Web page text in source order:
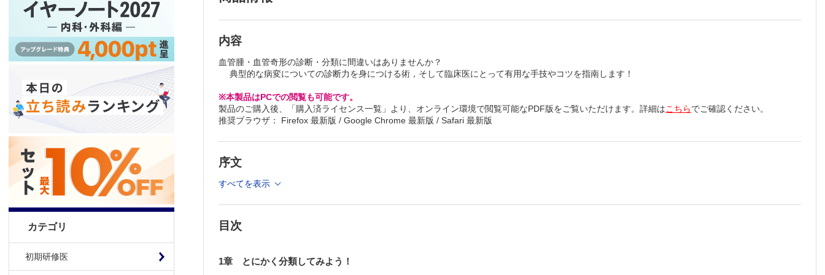
カテゴリ
初期研修医
A. 総論 B. 治療方針 C. レーザー治療（pulsed dye laser：
2．先天性血管腫 中岡 啓喜
A. 総論 B. 治療方針 C. 手術治療 D. その他の治療
II．血管奇形
1．毛細血管奇形 大城 貴史ほか
2．筋肉内静脈奇形 加地 展之
5．手指部静脈奇形 大島 直也ほか
内容
血管腫・血管奇形の診断・分類に間違いはありませんか？
典型的な病変についての診断力を身につける術，そして臨床医にとって有用な手技やコツを指南します！
※本製品はPCでの閲覧も可能です。
製品のご購入後、「購入済ライセンス一覧」より、オンライン環境で閲覧可能なPDF版をご覧いただけます。詳細はこちらでご確認ください。
推奨ブラウザ： Firefox 最新版 / Google Chrome 最新版 / Safari 最新版
序文
すべてを表示
目次
1章 とにかく分類してみよう！